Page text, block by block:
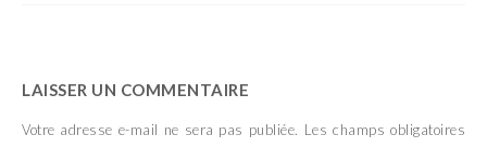
LAISSER UN COMMENTAIRE
Votre adresse e-mail ne sera pas publiée. Les champs obligatoires